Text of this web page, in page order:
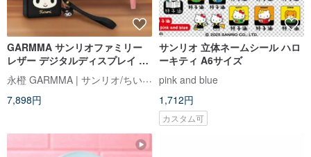
GARMMA サンリオファミリー
レザー デジタルディスプレイ PD
急速充電 パワーバンク 38.5Wh 永橙 GARMMA | サンリオ/ちいかわ/もふさんど/クレヨンしんちゃん 台湾正規ストア
7,898円
サンリオ 立体ネームシール ハロ
ーキティ A6サイズ
pink and blue
1,712円
カスタム可